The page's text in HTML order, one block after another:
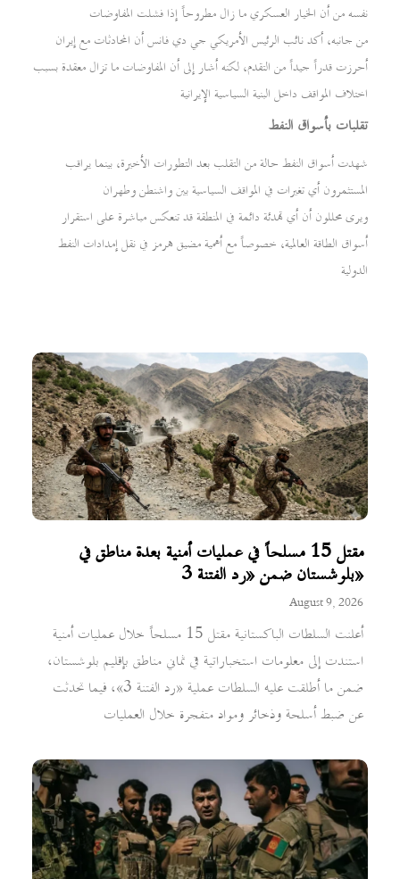
مقتل 15 مسلحاً في عمليات أمنية بعدة مناطق في
بلوشستان ضمن «رد الفتنة 3»
August 9, 2026
أعلنت السلطات الباكستانية مقتل 15 مسلحاً خلال عمليات أمنية
استندت إلى معلومات استخباراتية في ثماني مناطق بإقليم بلوشستان،
ضمن ما أطلقت عليه السلطات عملية «رد الفتنة 3»، فيما تحدثت
عن ضبط أسلحة وذخائر ومواد متفجرة خلال العمليات
نفسه من أن الخيار العسكري ما زال مطروحاً إذا فشلت المفاوضات
من جانبه، أكد نائب الرئيس الأمريكي جي دي فانس أن المحادثات مع إيران
أحرزت قدراً جيداً من التقدم، لكنه أشار إلى أن المفاوضات ما تزال معقدة بسبب
اختلاف المواقف داخل البنية السياسية الإيرانية
تقلبات بأسواق النفط
شهدت أسواق النفط حالة من التقلب بعد التطورات الأخيرة، بينما يراقب
المستثمرون أي تغيرات في المواقف السياسية بين واشنطن وطهران
ويرى محللون أن أي تهدئة دائمة في المنطقة قد تنعكس مباشرة على استقرار
أسواق الطاقة العالمية، خصوصاً مع أهمية مضيق هرمز في نقل إمدادات النفط
الدولية